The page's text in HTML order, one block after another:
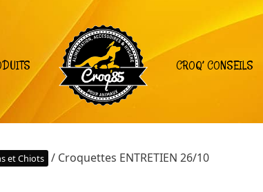
CROQ’ CONSEILS
et Chiots / Croquettes ENTRETIEN 26/10